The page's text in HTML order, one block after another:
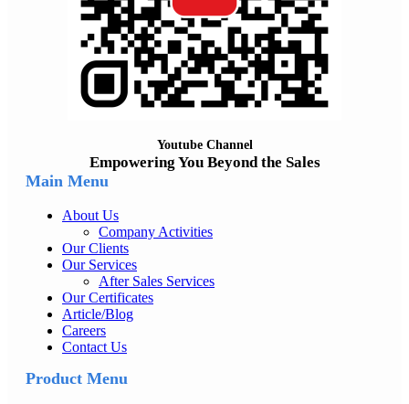
Youtube Channel
Empowering You Beyond the Sales
Main Menu
About Us
Company Activities
Our Clients
Our Services
After Sales Services
Our Certificates
Article/Blog
Careers
Contact Us
Product Menu